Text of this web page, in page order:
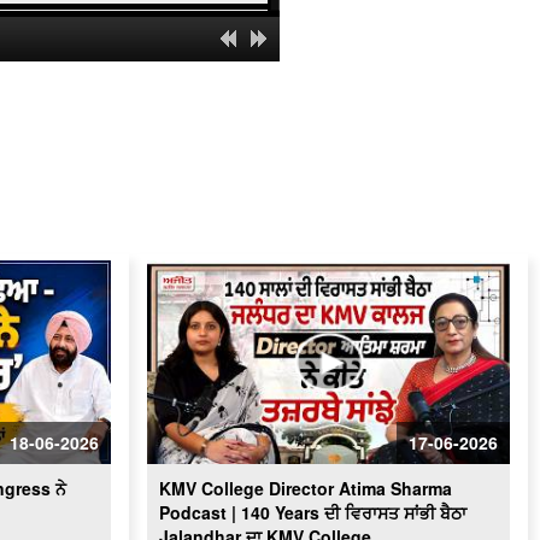
Makhsoospuri
ਮੇਅਰ ਪਦਮਜੀਤ ਸਿੰਘ ਮਹਿਤਾ ਨਾਲ ਵਿਸ਼ੇਸ਼
ਗੱਲਬਾਤ
Rakhra Exclusive l ਸਮਾਣਾ ਜਿੱਤ ਤੋਂ ਬਾਅਦ
ਸੁਰਜੀਤ ਸਿੰਘ ਰੱਖੜਾ ਦੀ Exclusive
ਇੰਟਰਵਿਊ
Femina Miss India : Yashika Sharma
ਕਿਵੇਂ ਬਣੀ Jalandhar ਦੀ ਕੁੜੀ ?
MLA Sukhanand ਦਾ ਖੁੱਲ੍ਹਾ challenge
Sunil Kumar Jakhar interview| ਪੰਜਾਬ ’ਚ
18-06-2026
ਨੇ
17-06-2026
KMV College Director Atima Sharma
Podcast | 140 Years ਦੀ ਵਿਰਾਸਤ ਸਾਂਭੀ ਬੈਠਾ